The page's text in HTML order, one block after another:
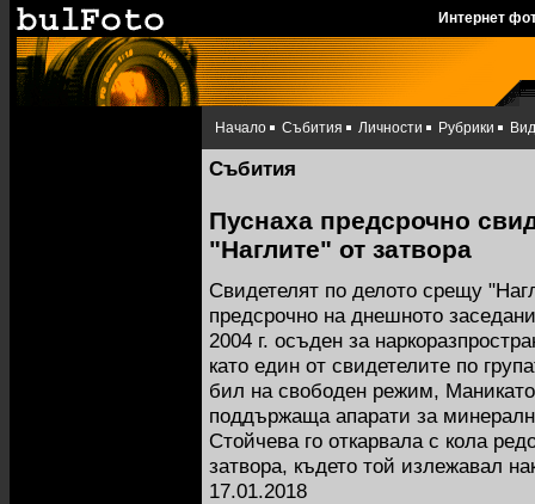
Интернет
Начало Събития Личности Рубрики
Събития
Пуснаха предсрочно
"Наглите" от затвора
Свидетелят по делото срещу
предсрочно на днешното
2004 г. осъден за
като един от свидетелите по
бил на свободен режим,
поддържаща апарати за
Стойчева го откарвала с кола
затвора, където той излежавал
17.01.2018